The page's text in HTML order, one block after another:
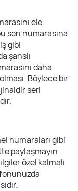
ele
seri numarasına
gibi
şanslı
daha
Böylece bir
seri
numaraları gibi
paylaşmayın
özel kalmalı